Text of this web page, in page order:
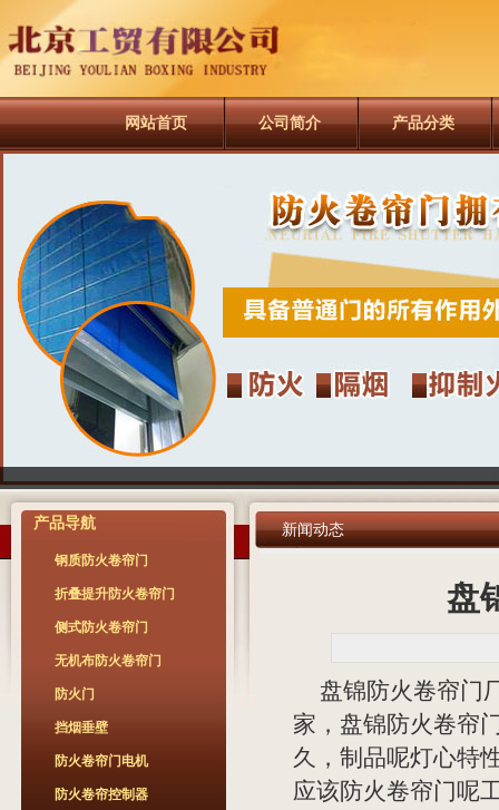
网站首页 公司简介 产品分类
新闻动态
盘
盘锦防火卷帘门
家，盘锦防火卷帘
久，制品呢灯心特
应该防火卷帘门呢
产品导航
钢质防火卷帘门
折叠提升防火卷帘门
侧式防火卷帘门
无机布防火卷帘门
防火门
挡烟垂壁
防火卷帘门电机
防火卷帘控制器